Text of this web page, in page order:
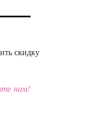
скидку
нам!